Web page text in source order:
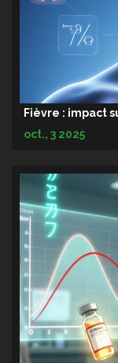
Fièvre : impact
oct., 3 2025